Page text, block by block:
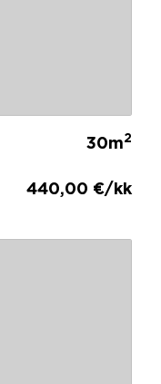
30m2
440,00 €/kk